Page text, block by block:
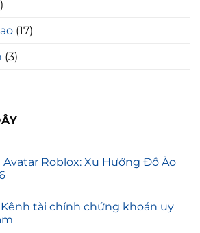
(17)
(3)
Avatar Roblox: Xu Hướng Đồ Ảo
tài chính chứng khoán uy